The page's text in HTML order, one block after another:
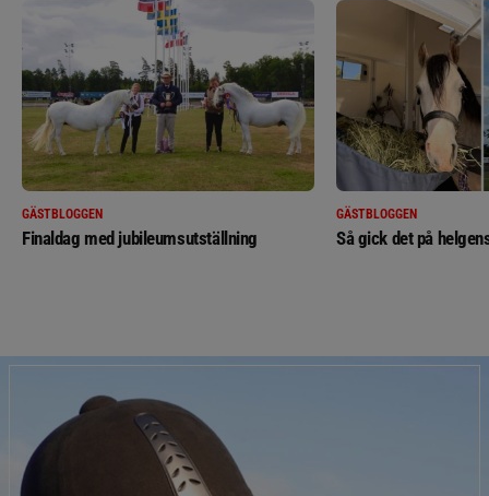
GÄSTBLOGGEN
Finaldag med jubileumsutställning
GÄSTBLOGGEN
Så gick det på